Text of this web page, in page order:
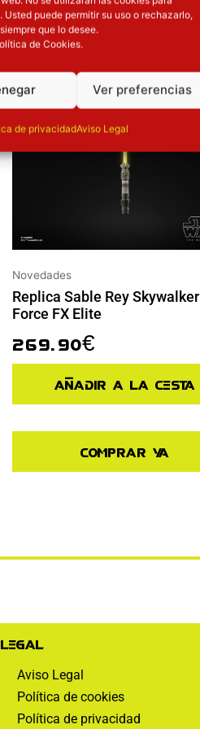
puede permitir su uso o rechazarlo,
que lo desee.
de Cookies.
Ver preferencias
de privacidadAviso Legal
Inicie sesión
Novedades
Replica Sable Rey Skywalker
Force FX Elite
269.90€
Añadir a la cesta
Comprar ya
Legal
Aviso Legal
Política de cookies
Política de privacidad